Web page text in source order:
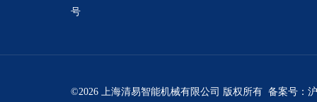
号
©2026 上海清易智能机械有限公司 版权所有 备案号：